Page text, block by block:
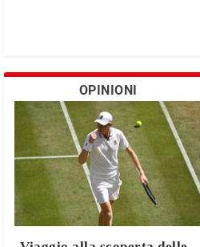
OPINIONI